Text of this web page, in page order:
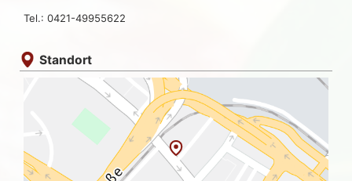
Tel.: 0421-49955622
Standort